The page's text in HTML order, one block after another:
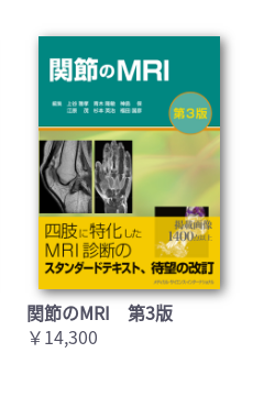
関節のMRI 第3版
￥14,300